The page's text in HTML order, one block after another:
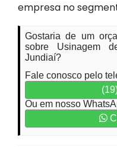
empresa no
Gostaria de um
sobre Usinagem
Jundiaí?
Fale conosco pelo
Ou em nosso